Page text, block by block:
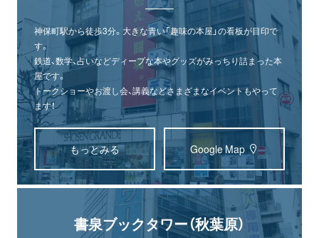
神保町駅から徒歩3分。大きな青い「趣味の本屋」の看板が目印で
す。
鉄道、数学、占いなどディープな本やグッズがみっちり詰まった本
屋です。
トークショーやお渡し会、講義などさまざまなイベントもやって
ます！
もっとみる Google Map
書泉ブックタワー（秋葉原）